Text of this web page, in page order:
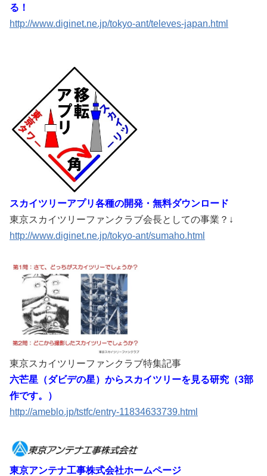
る！
http://www.diginet.ne.jp/tokyo-ant/televes-japan.html
スカイツリーアプリ各種の開発・無料ダウンロード
東京スカイツリーファンクラブ会長としての事業？↓
http://www.diginet.ne.jp/tokyo-ant/sumaho.html
東京スカイツリーファンクラブ特集記事
六芒星（ダビデの星）からスカイツリーを見る研究（3部
作です。）
http://ameblo.jp/tstfc/entry-11834633739.html
東京アンテナ工事株式会社ホームページ